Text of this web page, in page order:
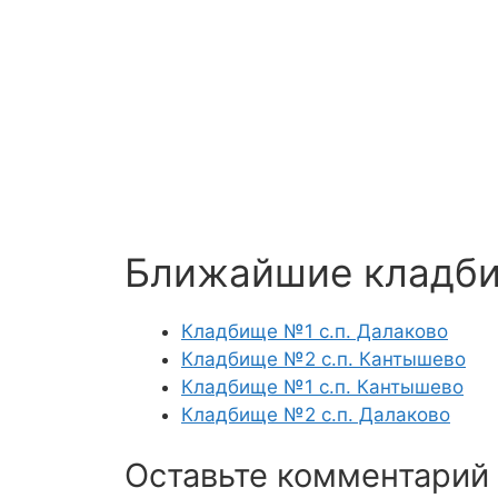
Ближайшие
Кладбище №1 с.п. Далаково
Кладбище №2 с.п. Кантышево
Кладбище №1 с.п. Кантышево
Кладбище №2 с.п. Далаково
Оставьте комментарий